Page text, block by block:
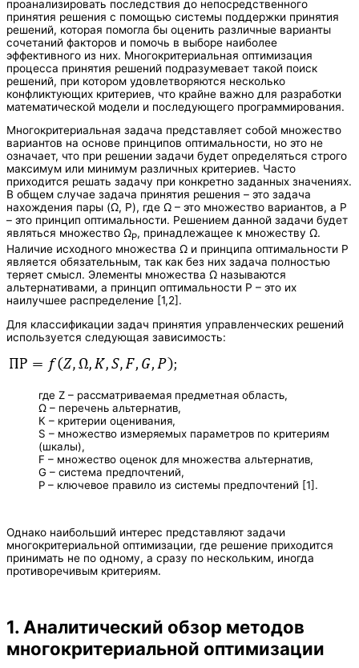
проанализировать последствия до непосредственного
принятия решения с помощью системы поддержки принятия
решений, которая помогла бы оценить различные варианты
сочетаний факторов и помочь в выборе наиболее
эффективного из них. Многокритериальная оптимизация
процесса принятия решений подразумевает такой поиск
решений, при котором удовлетворяются несколько
конфликтующих критериев, что крайне важно для разработки
математической модели и последующего программирования.
Многокритериальная задача представляет собой множество
вариантов на основе принципов оптимальности, но это не
означает, что при решении задачи будет определяться строго
максимум или минимум различных критериев. Часто
приходится решать задачу при конкретно заданных значениях.
В общем случае задача принятия решения – это задача
нахождения пары (Ω, P), где Ω – это множество вариантов, а Р
– это принцип оптимальности. Решением данной задачи будет
являться множество ΩР, принадлежащее к множеству Ω.
Наличие исходного множества Ω и принципа оптимальности Р
является обязательным, так как без них задача полностью
теряет смысл. Элементы множества Ω называются
альтернативами, а принцип оптимальности Р – это их
наилучшее распределение [1,2].
Для классификации задач принятия управленческих решений
используется следующая зависимость:
где Z – рассматриваемая предметная область,
Ω – перечень альтернатив,
К – критерии оценивания,
S – множество измеряемых параметров по критериям
(шкалы),
F – множество оценок для множества альтернатив,
G – система предпочтений,
Р – ключевое правило из системы предпочтений [1].
Однако наибольший интерес представляют задачи
многокритериальной оптимизации, где решение приходится
принимать не по одному, а сразу по нескольким, иногда
противоречивым критериям.
1. Аналитический обзор методов
многокритериальной оптимизации